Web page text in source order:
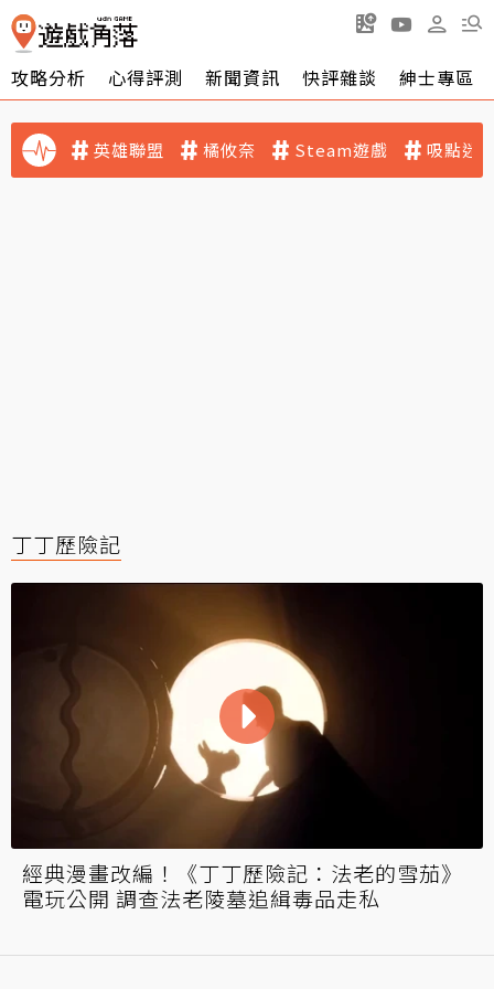
攻略分析 心得評測 新聞資訊 快評雜談 紳士專區
英雄聯盟 橘攸奈 Steam遊戲 吸點迷
丁丁歷險記
經典漫畫改編！《丁丁歷險記：法老的雪茄》
電玩公開 調查法老陵墓追緝毒品走私